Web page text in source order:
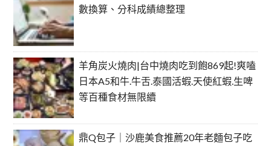
數換算、分科成績總整理
羊角炭火燒肉|台中燒肉吃到飽869起!爽嗑
日本A5和牛.牛舌.泰國活蝦.天使紅蝦.生啤
等百種食材無限續
鼎Q包子｜沙鹿美食推薦20年老麵包子吃